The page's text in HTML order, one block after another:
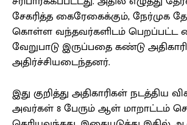
சேகரித்த கைரேகைக்கும், நேர்முக
கொள்ள வந்தவர்களிடம் பெறப்பட்ட
வேறுபாடு இருப்பதை கண்டு
அதிர்ச்சியடைந்தனர்.
இது குறித்து அதிகாரிகள் நடத்திய
அவர்கள் 8 பேரும் ஆள் மாறாட்டம்